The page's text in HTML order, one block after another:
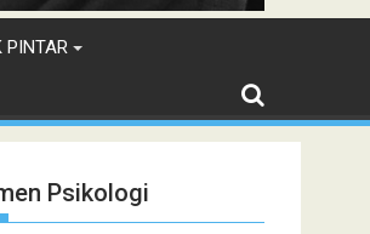
PINTAR
Psikologi